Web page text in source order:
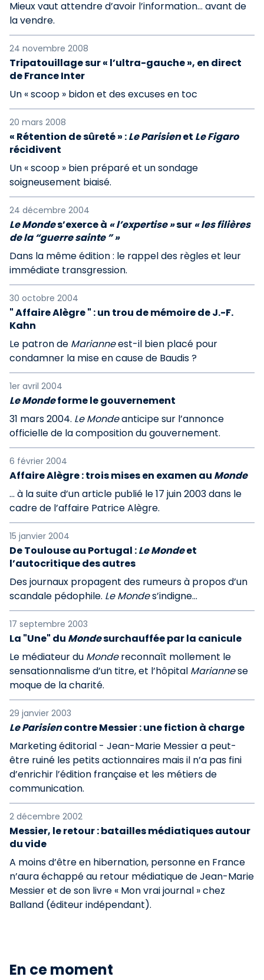
Mieux vaut attendre d’avoir l’information… avant de
la vendre.
24 novembre 2008
Tripatouillage sur « l’ultra-gauche », en direct
de France Inter
Un « scoop » bidon et des excuses en toc
20 mars 2008
« Rétention de sûreté » :Le Parisienet Le Figaro
récidivent
Un « scoop » bien préparé et un sondage
soigneusement biaisé.
24 décembre 2004
Le Mondes’exerce à « l’expertise »sur « les filières
de la “guerre sainte ” »
Dans la même édition : le rappel des règles et leur
immédiate transgression.
30 octobre 2004
" Affaire Alègre " : un trou de mémoire de J.-F.
Kahn
Le patron de Marianneest-il bien placé pour
condamner la mise en cause de Baudis ?
1er avril 2004
Le Mondeforme le gouvernement
31 mars 2004. Le Mondeanticipe sur l’annonce
officielle de la composition du gouvernement.
6 février 2004
Affaire Alègre : trois mises en examen au Monde
... à la suite d’un article publié le 17 juin 2003 dans le
cadre de l’affaire Patrice Alègre.
15 janvier 2004
De Toulouse au Portugal :Le Mondeet
l’autocritique des autres
Des journaux propagent des rumeurs à propos d’un
scandale pédophile. Le Mondes’indigne...
17 septembre 2003
La "Une" du Mondesurchauffée par la canicule
Le médiateur du Mondereconnaît mollement le
sensationnalisme d’un titre, et l’hôpital Mariannese
moque de la charité.
29 janvier 2003
Le Parisiencontre Messier : une fiction à charge
Marketing éditorial - Jean-Marie Messier a peut-
être ruiné les petits actionnaires mais il n’a pas fini
d’enrichir l’édition française et les métiers de
communication.
2 décembre 2002
Messier, le retour : batailles médiatiques autour
du vide
A moins d’être en hibernation, personne en France
n’aura échappé au retour médiatique de Jean-Marie
Messier et de son livre « Mon vrai journal » chez
Balland (éditeur indépendant).
En ce moment